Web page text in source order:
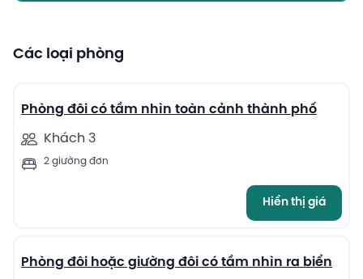
Các loại phòng
Phòng đôi có tầm nhìn toàn cảnh thành phố
Khách 3
2 giường đơn
Hiển thị giá
6
Phòng đôi hoặc giường đôi có tầm nhìn ra biển